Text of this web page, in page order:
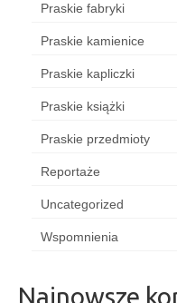
Praskie fabryki
Praskie kamienice
Praskie kapliczki
Praskie książki
Praskie przedmioty
Reportaże
Uncategorized
Wspomnienia
Najnowsze